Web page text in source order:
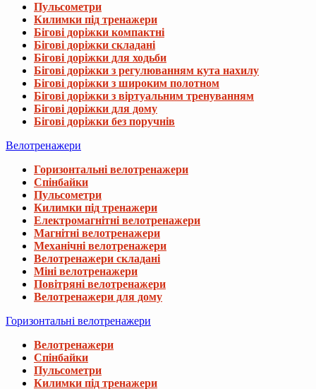
Пульсометри
Килимки під тренажери
Бігові доріжки компактні
Бігові доріжки складані
Бігові доріжки для ходьби
Бігові доріжки з регулюванням кута нахилу
Бігові доріжки з широким полотном
Бігові доріжки з віртуальним тренуванням
Бігові доріжки для дому
Бігові доріжки без поручнів
Велотренажери
Горизонтальні велотренажери
Спінбайки
Пульсометри
Килимки під тренажери
Електромагнітні велотренажери
Магнітні велотренажери
Механічні велотренажери
Велотренажери складані
Міні велотренажери
Повітряні велотренажери
Велотренажери для дому
Горизонтальні велотренажери
Велотренажери
Спінбайки
Пульсометри
Килимки під тренажери